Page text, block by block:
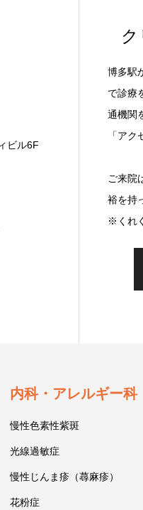
ビル6F
博多駅
で診療
通機関
「ア
ご来院
裕を持
※くれ
内科・アレルギー科
慢性色素性紫斑
光線過敏症
慢性じんま疹（蕁麻疹）
花粉症